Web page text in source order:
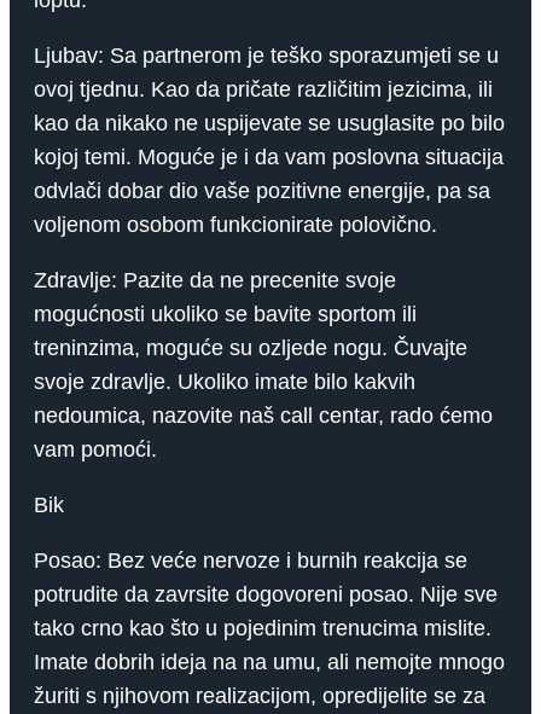
Ljubav: Sa partnerom je teško sporazumjeti se u
ovoj tjednu. Kao da pričate različitim jezicima, ili
kao da nikako ne uspijevate se usuglasite po bilo
kojoj temi. Moguće je i da vam poslovna situacija
odvlači dobar dio vaše pozitivne energije, pa sa
voljenom osobom funkcionirate polovično.
Zdravlje: Pazite da ne precenite svoje
mogućnosti ukoliko se bavite sportom ili
treninzima, moguće su ozljede nogu. Čuvajte
svoje zdravlje. Ukoliko imate bilo kakvih
nedoumica, nazovite naš call centar, rado ćemo
vam pomoći.
Bik
Posao: Bez veće nervoze i burnih reakcija se
potrudite da zavrsite dogovoreni posao. Nije sve
tako crno kao što u pojedinim trenucima mislite.
Imate dobrih ideja na na umu, ali nemojte mnogo
žuriti s njihovom realizacijom, opredijelite se za